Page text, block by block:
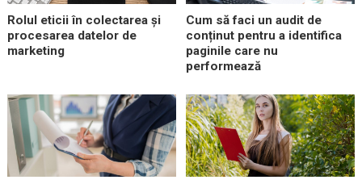
Rolul eticii în colectarea și
procesarea datelor de
marketing
Cum să faci un audit de
conținut pentru a identifica
paginile care nu
performează